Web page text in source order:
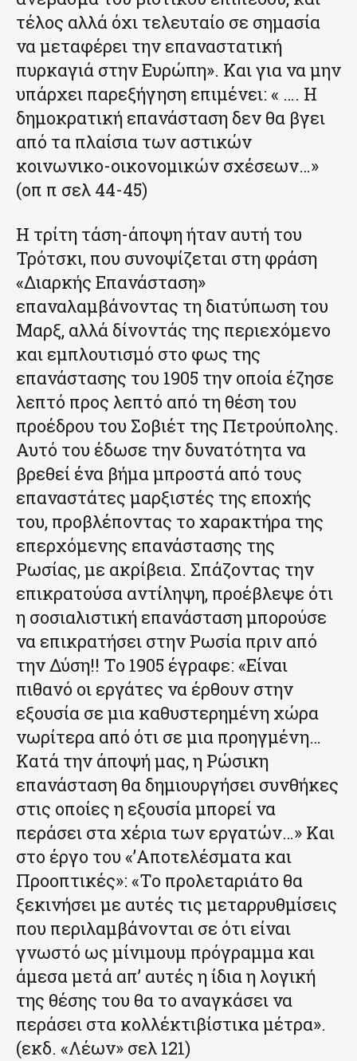
τέλος αλλά όχι τελευταίο σε σημασία
να μεταφέρει την επαναστατική
πυρκαγιά στην Ευρώπη». Και για να μην
υπάρχει παρεξήγηση επιμένει: « …. Η
δημοκρατική επανάσταση δεν θα βγει
από τα πλαίσια των αστικών
κοινωνικο-οικονομικών σχέσεων…»
(οπ π σελ 44-45)
Η τρίτη τάση-άποψη ήταν αυτή του
Τρότσκι, που συνοψίζεται στη φράση
«Διαρκής Επανάσταση»
επαναλαμβάνοντας τη διατύπωση του
Μαρξ, αλλά δίνοντάς της περιεχόμενο
και εμπλουτισμό στο φως της
επανάστασης του 1905 την οποία έζησε
λεπτό προς λεπτό από τη θέση του
προέδρου του Σοβιέτ της Πετρούπολης.
Αυτό του έδωσε την δυνατότητα να
βρεθεί ένα βήμα μπροστά από τους
επαναστάτες μαρξιστές της εποχής
του, προβλέποντας το χαρακτήρα της
επερχόμενης επανάστασης της
Ρωσίας, με ακρίβεια. Σπάζοντας την
επικρατούσα αντίληψη, προέβλεψε ότι
η σοσιαλιστική επανάσταση μπορούσε
να επικρατήσει στην Ρωσία πριν από
την Δύση!! Το 1905 έγραφε: «Είναι
πιθανό οι εργάτες να έρθουν στην
εξουσία σε μια καθυστερημένη χώρα
νωρίτερα από ότι σε μια προηγμένη…
Κατά την άποψή μας, η Ρώσικη
επανάσταση θα δημιουργήσει συνθήκες
στις οποίες η εξουσία μπορεί να
περάσει στα χέρια των εργατών…» Και
στο έργο του «’Αποτελέσματα και
Προοπτικές»: «Το προλεταριάτο θα
ξεκινήσει με αυτές τις μεταρρυθμίσεις
που περιλαμβάνονται σε ότι είναι
γνωστό ως μίνιμουμ πρόγραμμα και
άμεσα μετά απ’ αυτές η ίδια η λογική
της θέσης του θα το αναγκάσει να
περάσει στα κολλέκτιβίστικα μέτρα».
(εκδ. «Λέων» σελ 121)